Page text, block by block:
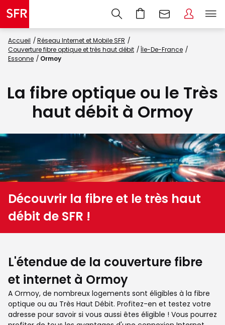
Accueil
Réseau Internet et Mobile SFR
Couverture fibre optique et très haut débit
Île-De-France
Essonne
Ormoy
La fibre optique ou le Très
haut débit à Ormoy
Découvrir la fibre et le très haut
débit de SFR !
L'étendue de la couverture fibre
et internet à Ormoy
A Ormoy, de nombreux logements sont éligibles à la fibre
optique ou au Très Haut Débit. Profitez-en et testez votre
adresse pour savoir si vous aussi êtes éligible ! Vous pourrez